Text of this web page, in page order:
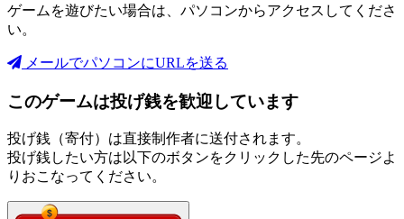
ゲームを遊びたい場合は、パソコンからアクセスしてくださ
い。
メールでパソコンにURLを送る
このゲームは投げ銭を歓迎しています
投げ銭（寄付）は直接制作者に送付されます。
投げ銭したい方は以下のボタンをクリックした先のページよ
りおこなってください。